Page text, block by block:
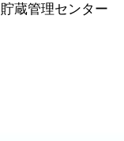
蔵管理センター